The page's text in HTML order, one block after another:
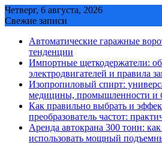
Skip
to
Четверг, 6 августа, 2026
Свежие записи
Автоматические гаражные
тенденции
Импортные щеткодержатели:
электродвигателей и правила
Изопропиловый спирт:
медицины, промышленности и
Как правильно выбрать и
преобразователь частот:
Аренда автокрана 300 тонн:
использовать мощный